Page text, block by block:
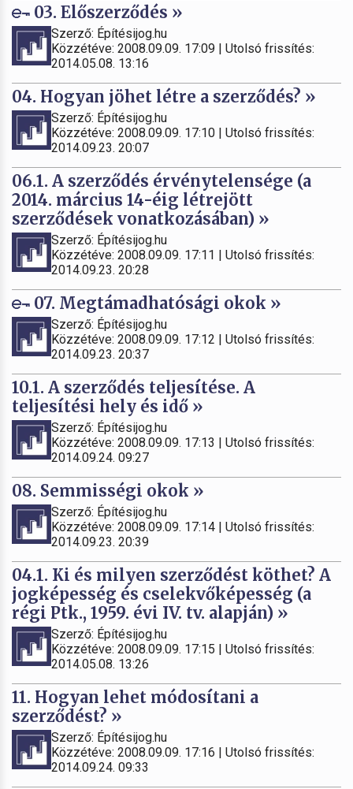
03. Előszerződés »
Szerző: Építésijog.hu
Közzétéve: 2008.09.09. 17:09 | Utolsó frissítés:
2014.05.08. 13:16
04. Hogyan jöhet létre a szerződés? »
Szerző: Építésijog.hu
Közzétéve: 2008.09.09. 17:10 | Utolsó frissítés:
2014.09.23. 20:07
06.1. A szerződés érvénytelensége (a
2014. március 14-éig létrejött
szerződések vonatkozásában) »
Szerző: Építésijog.hu
Közzétéve: 2008.09.09. 17:11 | Utolsó frissítés:
2014.09.23. 20:28
07. Megtámadhatósági okok »
Szerző: Építésijog.hu
Közzétéve: 2008.09.09. 17:12 | Utolsó frissítés:
2014.09.23. 20:37
10.1. A szerződés teljesítése. A
teljesítési hely és idő »
Szerző: Építésijog.hu
Közzétéve: 2008.09.09. 17:13 | Utolsó frissítés:
2014.09.24. 09:27
08. Semmisségi okok »
Szerző: Építésijog.hu
Közzétéve: 2008.09.09. 17:14 | Utolsó frissítés:
2014.09.23. 20:39
04.1. Ki és milyen szerződést köthet? A
jogképesség és cselekvőképesség (a
régi Ptk., 1959. évi IV. tv. alapján) »
Szerző: Építésijog.hu
Közzétéve: 2008.09.09. 17:15 | Utolsó frissítés:
2014.05.08. 13:26
11. Hogyan lehet módosítani a
szerződést? »
Szerző: Építésijog.hu
Közzétéve: 2008.09.09. 17:16 | Utolsó frissítés:
2014.09.24. 09:33